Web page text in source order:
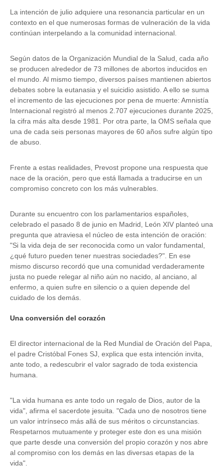
La intención de julio adquiere una resonancia particular en un
contexto en el que numerosas formas de vulneración de la vida
continúan interpelando a la comunidad internacional.
Según datos de la Organización Mundial de la Salud, cada año
se producen alrededor de 73 millones de abortos inducidos en
el mundo. Al mismo tiempo, diversos países mantienen abiertos
debates sobre la eutanasia y el suicidio asistido. A ello se suma
el incremento de las ejecuciones por pena de muerte: Amnistía
Internacional registró al menos 2.707 ejecuciones durante 2025,
la cifra más alta desde 1981. Por otra parte, la OMS señala que
una de cada seis personas mayores de 60 años sufre algún tipo
de abuso.
Frente a estas realidades, Prevost propone una respuesta que
nace de la oración, pero que está llamada a traducirse en un
compromiso concreto con los más vulnerables.
Durante su encuentro con los parlamentarios españoles,
celebrado el pasado 8 de junio en Madrid, León XIV planteó una
pregunta que atraviesa el núcleo de esta intención de oración:
"Si la vida deja de ser reconocida como un valor fundamental,
¿qué futuro pueden tener nuestras sociedades?". En ese
mismo discurso recordó que una comunidad verdaderamente
justa no puede relegar al niño aún no nacido, al anciano, al
enfermo, a quien sufre en silencio o a quien depende del
cuidado de los demás.
Una conversión del corazón
El director internacional de la Red Mundial de Oración del Papa,
el padre Cristóbal Fones SJ, explica que esta intención invita,
ante todo, a redescubrir el valor sagrado de toda existencia
humana.
"La vida humana es ante todo un regalo de Dios, autor de la
vida", afirma el sacerdote jesuita. "Cada uno de nosotros tiene
un valor intrínseco más allá de sus méritos o circunstancias.
Respetarnos mutuamente y proteger este don es una misión
que parte desde una conversión del propio corazón y nos abre
al compromiso con los demás en las diversas etapas de la
vida".